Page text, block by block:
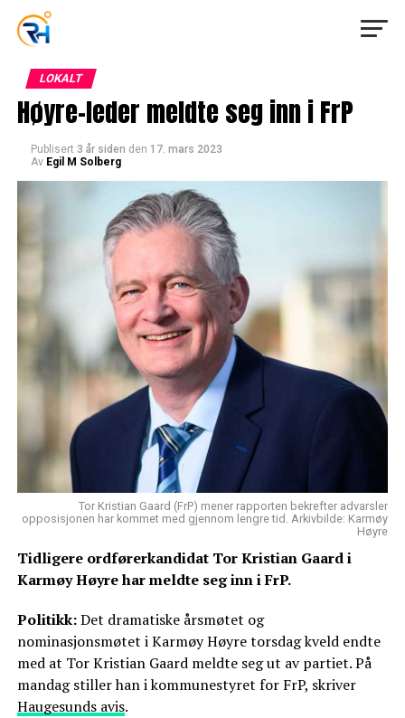
LOKALT
Høyre-leder meldte seg inn i FrP
Publisert 3 år siden den 17. mars 2023
Av Egil M Solberg
Tor Kristian Gaard (FrP) mener rapporten bekrefter advarsler
opposisjonen har kommet med gjennom lengre tid. Arkivbilde: Karmøy
Høyre
Tidligere ordførerkandidat Tor Kristian Gaard i
Karmøy Høyre har meldte seg inn i FrP.
Politikk:Det dramatiske årsmøtet og
nominasjonsmøtet i Karmøy Høyre torsdag kveld endte
med at Tor Kristian Gaard meldte seg ut av partiet. På
mandag stiller han i kommunestyret for FrP, skriver
Haugesunds avis.